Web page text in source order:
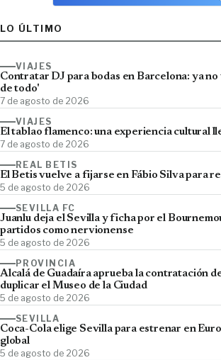
LO ÚLTIMO
VIAJES
Contratar DJ para bodas en Barcelona: ya no
de todo'
7 de agosto de 2026
VIAJES
El tablao flamenco: una experiencia cultural
7 de agosto de 2026
REAL BETIS
El Betis vuelve a fijarse en Fábio Silva para
5 de agosto de 2026
SEVILLA FC
Juanlu deja el Sevilla y ficha por el
partidos como nervionense
5 de agosto de 2026
PROVINCIA
Alcalá de Guadaíra aprueba la contratación
duplicar el Museo de la Ciudad
5 de agosto de 2026
SEVILLA
Coca-Cola elige Sevilla para estrenar en
global
5 de agosto de 2026